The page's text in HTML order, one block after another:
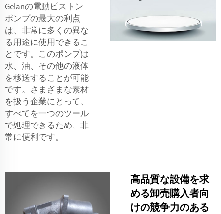
Gelanの電動ピストン
ポンプの最大の利点
は、非常に多くの異な
る用途に使用できるこ
とです。このポンプは
水、油、その他の液体
を移送することが可能
です。さまざまな素材
を扱う企業にとって、
すべてを一つのツール
で処理できるため、非
常に便利です。
高品質な設備を求
める卸売購入者向
けの競争力のある